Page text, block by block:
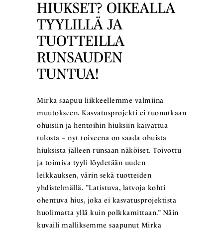
HIUKSET? OIKEALLA
TYYLILLÄ JA
TUOTTEILLA
RUNSAUDEN
TUNTUA!
Mirka saapuu liikkeellemme valmiina
muutokseen. Kasvatusprojekti ei tuonutkaan
ohuisiin ja hentoihin hiuksiin kaivattua
tulosta – nyt toiveena on saada ohuista
hiuksista jälleen runsaan näköiset. Toivottu
ja toimiva tyyli löydetään uuden
leikkauksen, värin sekä tuotteiden
yhdistelmällä. ”Latistuva, latvoja kohti
ohentuva hius, joka ei kasvatusprojektista
huolimatta yllä kuin polkkamittaan.” Näin
kuvaili malliksemme saapunut Mirka